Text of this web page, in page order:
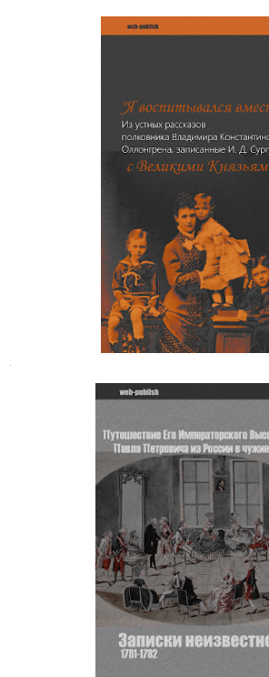
"Я воспитывался
Великими
Воспоминания
Константиновича
Записки о
путешествии великого
Петровича, графа
1782 годов